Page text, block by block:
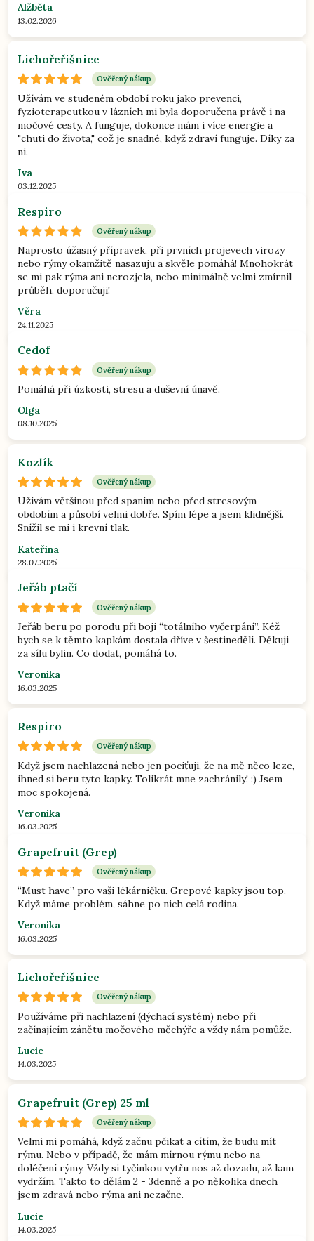
Alžběta
13.02.2026
Lichořeřišnice
Ověřený nákup
Užívám ve studeném období roku jako prevenci,
fyzioterapeutkou v lázních mi byla doporučena právě i na
močové cesty. A funguje, dokonce mám i více energie a
"chuti do života," což je snadné, když zdraví funguje. Díky za
ni.
Iva
03.12.2025
Respiro
Ověřený nákup
Naprosto úžasný přípravek, při prvních projevech virozy
nebo rýmy okamžitě nasazuju a skvěle pomáhá! Mnohokrát
se mi pak rýma ani nerozjela, nebo minimálně velmi zmírnil
průběh, doporučuji!
Věra
24.11.2025
Cedof
Ověřený nákup
Pomáhá při úzkosti, stresu a duševní únavě.
Olga
08.10.2025
Kozlík
Ověřený nákup
Užívám většinou před spaním nebo před stresovým
obdobím a působí velmi dobře. Spím lépe a jsem klidnější.
Snížil se mi i krevní tlak.
Kateřina
28.07.2025
Jeřáb ptačí
Ověřený nákup
Jeřáb beru po porodu při boji “totálního vyčerpání”. Kéž
bych se k těmto kapkám dostala dříve v šestinedělí. Děkuji
za sílu bylin. Co dodat, pomáhá to.
Veronika
16.03.2025
Respiro
Ověřený nákup
Když jsem nachlazená nebo jen pociťuji, že na mě něco leze,
ihned si beru tyto kapky. Tolikrát mne zachránily! :) Jsem
moc spokojená.
Veronika
16.03.2025
Grapefruit (Grep)
Ověřený nákup
“Must have” pro vaši lékárničku. Grepové kapky jsou top.
Když máme problém, sáhne po nich celá rodina.
Veronika
16.03.2025
Lichořeřišnice
Ověřený nákup
Používáme při nachlazení (dýchací systém) nebo při
začínajícím zánětu močového měchýře a vždy nám pomůže.
Lucie
14.03.2025
Grapefruit (Grep) 25 ml
Ověřený nákup
Velmi mi pomáhá, když začnu pčikat a cítím, že budu mít
rýmu. Nebo v případě, že mám mírnou rýmu nebo na
doléčení rýmy. Vždy si tyčinkou vytřu nos až dozadu, až kam
vydržím. Takto to dělám 2 - 3denně a po několika dnech
jsem zdravá nebo rýma ani nezačne.
Lucie
14.03.2025